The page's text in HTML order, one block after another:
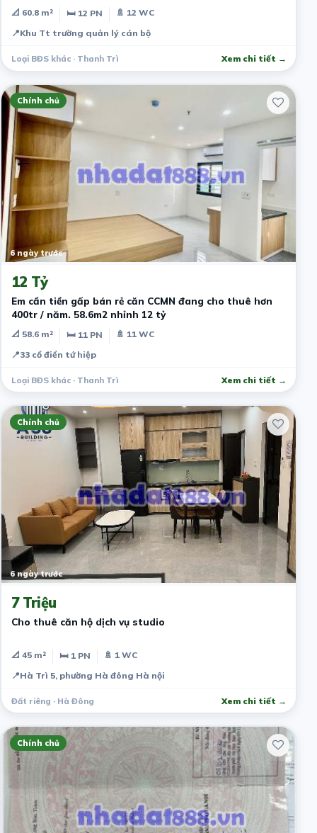
📐 60.8 m² 🛏 12 PN
🚿 12 WC
📍Khu Tt trường quản lý cán bộ
Loại BĐS khác · Thanh Trì Xem chi tiết →
Chính chủ
6 ngày trước
12 Tỷ
Em cần tiền gấp bán rẻ căn CCMN đang cho thuê hơn
400tr / năm. 58.6m2 nhỉnh 12 tỷ
📐 58.6 m² 🛏 11 PN
🚿 11 WC
📍33 cổ điển tứ hiệp
Loại BĐS khác · Thanh Trì Xem chi tiết →
Chính chủ
6 ngày trước
7 Triệu
Cho thuê căn hộ dịch vụ studio
📐 45 m² 🛏 1 PN
🚿 1 WC
📍Hà Trì 5, phường Hà đông Hà nội
Đất riêng · Hà Đông Xem chi tiết →
Chính chủ